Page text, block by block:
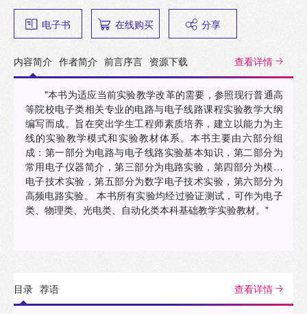
电子书 在线购买 分享
内容简介 作者简介 前言序言 资源下载 查看详情
"本书为适应当前实验教学改革的需要，参照现行普通高
等院校电子类相关专业的电路与电子线路课程实验教学大纲
编写而成。旨在突出学生工程师素质培养，建立以能力为主
线的实验教学模式和实验教材体系。本书主要由六部分组
成：第一部分为电路与电子线路实验基本知识，第二部分为
常用电子仪器简介，第三部分为电路实验，第四部分为模拟
电子技术实验，第五部分为数字电子技术实验，第六部分为
高频电路实验。 本书所有实验均经过验证测试，可作为电子
类、物理类、光电类、自动化类本科基础教学实验教材。"
目录 荐语 查看详情